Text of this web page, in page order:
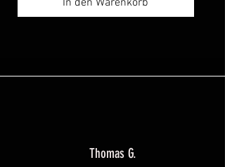
Thomas G.